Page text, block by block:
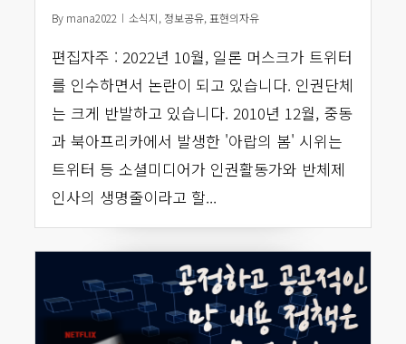
By mana2022 소식지, 정보공유, 표현의자유
편집자주 : 2022년 10월, 일론 머스크가 트위터
를 인수하면서 논란이 되고 있습니다. 인권단체
는 크게 반발하고 있습니다. 2010년 12월, 중동
과 북아프리카에서 발생한 '아랍의 봄' 시위는
트위터 등 소셜미디어가 인권활동가와 반체제
인사의 생명줄이라고 할...